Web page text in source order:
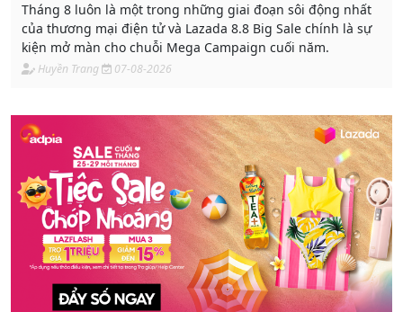
Tháng 8 luôn là một trong những giai đoạn sôi động nhất
của thương mại điện tử và Lazada 8.8 Big Sale chính là sự
kiện mở màn cho chuỗi Mega Campaign cuối năm.
Huyền Trang 07-08-2026